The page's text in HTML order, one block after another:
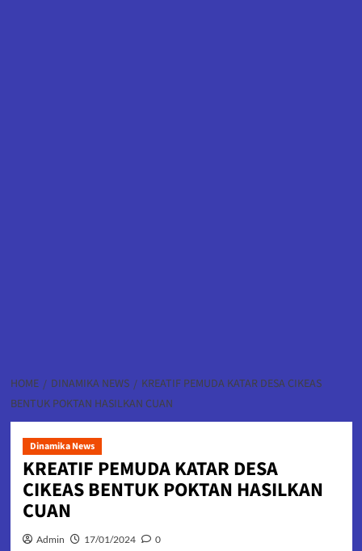
HOME DINAMIKA NEWS
KREATIF PEMUDA KATAR DESA CIKEAS
BENTUK POKTAN HASILKAN CUAN
Dinamika News
KREATIF PEMUDA KATAR DESA
CIKEAS BENTUK POKTAN HASILKAN
CUAN
Admin 17/01/2024 0